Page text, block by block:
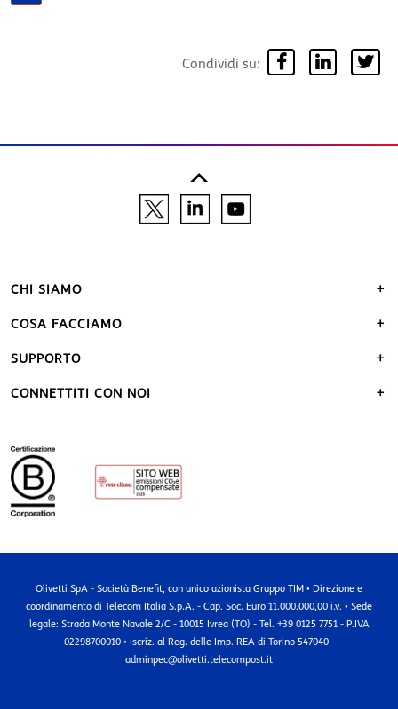
Condividi su:
CHI SIAMO
COSA FACCIAMO
SUPPORTO
CONNETTITI CON NOI
Olivetti SpA - Società Benefit, con unico azionista Gruppo TIM • Direzione e
coordinamento di Telecom Italia S.p.A. - Cap. Soc. Euro 11.000.000,00 i.v. • Sede
legale: Strada Monte Navale 2/C - 10015 Ivrea (TO) - Tel. +39 0125 7751 - P.IVA
02298700010 • Iscriz. al Reg. delle Imp. REA di Torino 547040 -
adminpec@olivetti.telecompost.it